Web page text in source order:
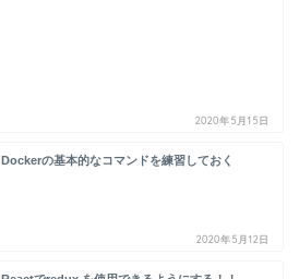
2020年5月15日
Dockerの基本的なコマンドを練習しておく
2020年5月12日